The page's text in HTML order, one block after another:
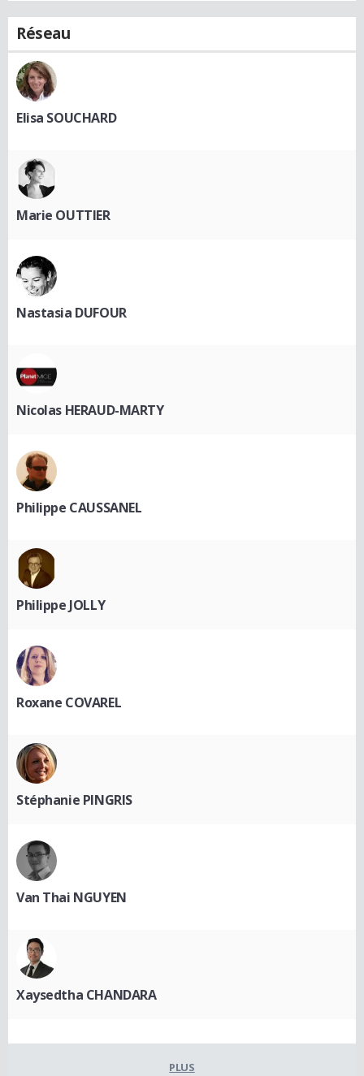
Réseau
Elisa SOUCHARD
Marie OUTTIER
Nastasia DUFOUR
Nicolas HERAUD-MARTY
Philippe CAUSSANEL
Philippe JOLLY
Roxane COVAREL
Stéphanie PINGRIS
Van Thai NGUYEN
Xaysedtha CHANDARA
PLUS